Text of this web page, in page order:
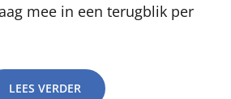
mee in een terugblik per
LEES VERDER